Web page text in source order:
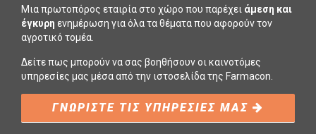
Μια πρωτοπόρος εταιρία στο χώρο που παρέχει άμεση και
έγκυρη ενημέρωση για όλα τα θέματα που αφορούν τον
αγροτικό τομέα.
Δείτε πως μπορούν να σας βοηθήσουν οι καινοτόμες
υπηρεσίες μας μέσα από την ιστοσελίδα της Farmacon.
ΓΝΩΡΙΣΤΕ ΤΙΣ ΥΠΗΡΕΣΙΕΣ ΜΑΣ